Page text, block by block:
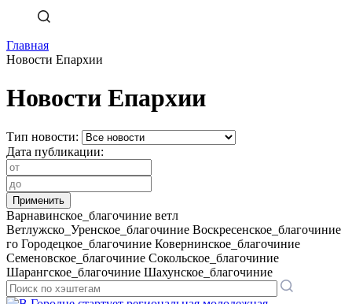
Главная
Новости Епархии
Новости Епархии
Тип новости:
Дата публикации:
Варнавинское_благочиние ветл
Ветлужско_Уренское_благочиние Воскресенское_благочиние
го Городецкое_благочиние Ковернинское_благочиние
Семеновское_благочиние Сокольское_благочиние
Шарангское_благочиние Шахунское_благочиние